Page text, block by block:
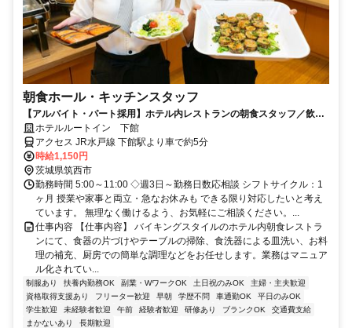
朝食ホール・キッチンスタッフ
【アルバイト・パート採用】ホテル内レストランの朝食スタッフ／飲食
未経験歓迎！主婦(夫)さん活躍中
ホテルルートイン 下館
アクセス JR水戸線 下館駅より車で約5分
時給1,150円
茨城県筑西市
勤務時間 5:00～11:00 ◇週3日～勤務日数応相談 シフトサイクル：1
ヶ月 授業や家事と両立・急なお休みも できる限り対応したいと考え
ています。 無理なく働けるよう、お気軽にご相談ください。...
仕事内容 【仕事内容】 バイキングスタイルのホテル内朝食レストラ
ンにて、食器の片づけやテーブルの掃除、食洗器による皿洗い、お料
理の補充、厨房での簡単な調理などをお任せします。業務はマニュア
ル化されてい...
制服あり 扶養内勤務OK 副業・WワークOK 土日祝のみOK
主婦・主夫歓迎
資格取得支援あり
フリーター歓迎 早朝 学歴不問 車通勤OK
平日のみOK
学生歓迎
未経験者歓迎 午前 経験者歓迎 研修あり ブランクOK
交通費支給
まかないあり
長期歓迎